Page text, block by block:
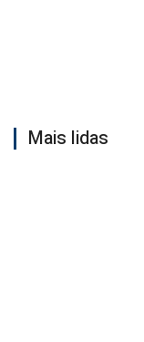
Mais lidas